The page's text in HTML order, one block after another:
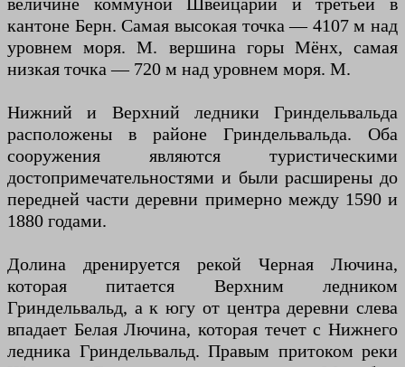
кантоне Берн. Самая высокая точка — 4107 м над
уровнем моря. М. вершина горы Мёнх, самая
низкая точка — 720 м над уровнем моря. М.
Нижний и Верхний ледники Гриндельвальда
расположены в районе Гриндельвальда. Оба
сооружения являются туристическими
достопримечательностями и были расширены до
передней части деревни примерно между 1590 и
1880 годами.
Долина дренируется рекой Черная Лючина,
которая питается Верхним ледником
Гриндельвальд, а к югу от центра деревни слева
впадает Белая Лючина, которая течет с Нижнего
ледника Гриндельвальд. Правым притоком реки